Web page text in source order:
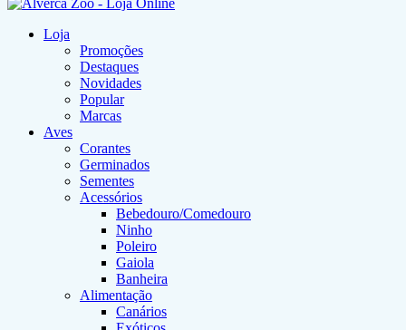
Loja
Promoções
Destaques
Novidades
Popular
Marcas
Aves
Corantes
Germinados
Sementes
Acessórios
Bebedouro/Comedouro
Ninho
Poleiro
Gaiola
Banheira
Alimentação
Canários